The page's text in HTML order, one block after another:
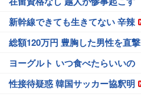
新幹線できても生きてない 辛辣
総額120万円 豊胸した男性を直撃
ヨーグルト いつ食べたらいいの
性接待疑惑 韓国サッカー協釈明